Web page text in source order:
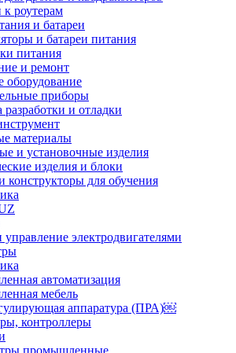
к роутерам
и батареи
и батареи питания
питания
и ремонт
оборудование
приборы
разработки и отладки
материалы
и установочные изделия
изделия и блоки
конструкторы для обучения
электродвигателями
автоматизация
мебель
аппаратура (ПРА)￼
контроллеры
промышленные